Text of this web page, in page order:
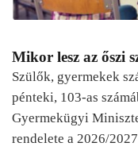
Mikor lesz az őszi
Szülők, gyermekek
pénteki, 103-as
Gyermekügyi
rendelete a 2026/